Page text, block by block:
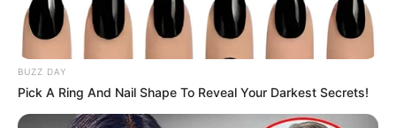
SOATvigente. Por ello, lasautoridades distritales
se ven
obligadas a implementar medidas para sancionar a
quienes incumplen las normas.
BUZZ DAY
Pick A Ring And Nail Shape To Reveal Your Darkest Secrets!